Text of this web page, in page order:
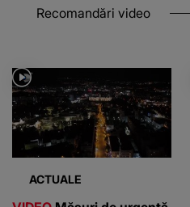
Recomandări video
ACTUALE